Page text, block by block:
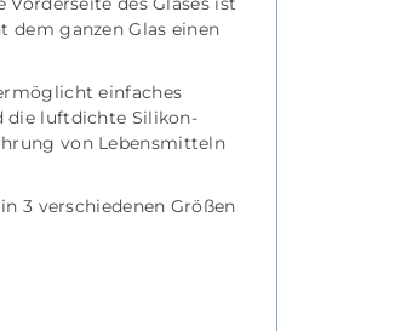
dem ganzen Glas einen
einfaches
die luftdichte Silikon-
von Lebensmitteln
3 verschiedenen Größen